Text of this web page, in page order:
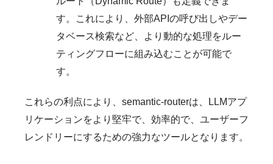
す。これにより、外部APIの呼び出しやデー
タベース検索など、より動的な処理をルー
ティングフローに組み込むことが可能で
す。
これらの利点により、semantic-routerは、LLMアプ
リケーションをより堅牢で、効率的で、ユーザーフ
レンドリーにするための強力なツールとなります。